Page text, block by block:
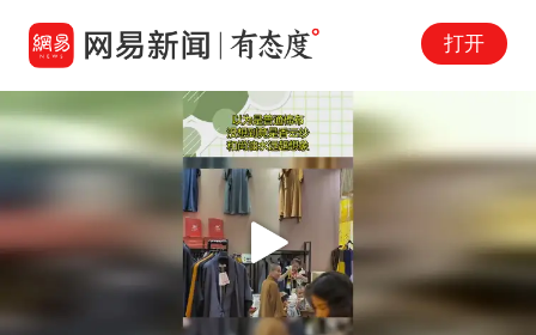
打开
Play